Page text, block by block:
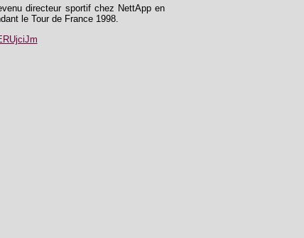
directeur sportif chez NettApp en
le Tour de France 1998.